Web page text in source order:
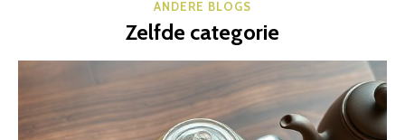
ANDERE BLOGS
Zelfde categorie